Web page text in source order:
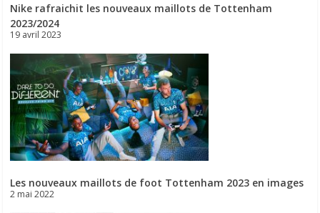
Nike rafraichit les nouveaux maillots de Tottenham
2023/2024
19 avril 2023
Les nouveaux maillots de foot Tottenham 2023 en images
2 mai 2022